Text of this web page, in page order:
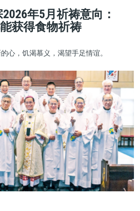
2026年5月祈祷意向：
获得食物祈祷
心，饥渴慕义，渴望手足情谊。